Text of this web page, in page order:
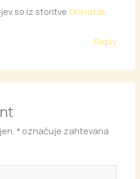
so iz storitve Gravatar.
Reply
* označuje zahtevana